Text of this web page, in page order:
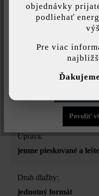
Farba:
Povrchová štruktúra:
iba pochôdzna
Úprava:
jemne pieskované a
Druh dlažby:
jednotný formát
Táto webová stránka
Povoliť
objednávky
podliehať
Pre viac